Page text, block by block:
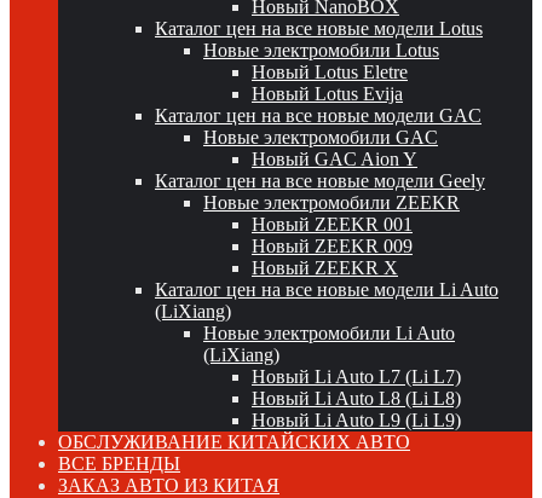
Новый NanoBOX
Каталог цен на все новые модели Lotus
Новые электромобили Lotus
Новый Lotus Eletre
Новый Lotus Evija
Каталог цен на все новые модели GAC
Новые электромобили GAC
Новый GAC Aion Y
Каталог цен на все новые модели Geely
Новые электромобили ZEEKR
Новый ZEEKR 001
Новый ZEEKR 009
Новый ZEEKR X
Каталог цен на все новые модели Li Auto
(LiXiang)
Новые электромобили Li Auto
(LiXiang)
Новый Li Auto L7 (Li L7)
Новый Li Auto L8 (Li L8)
Новый Li Auto L9 (Li L9)
ОБСЛУЖИВАНИЕ КИТАЙСКИХ АВТО
ВСЕ БРЕНДЫ
ЗАКАЗ АВТО ИЗ КИТАЯ